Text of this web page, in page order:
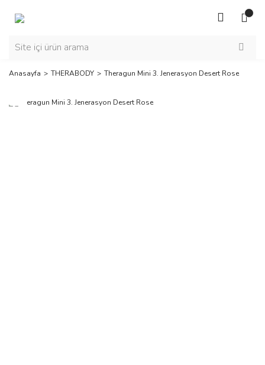
Anasayfa THERABODY Theragun Mini 3. Jenerasyon Desert Rose